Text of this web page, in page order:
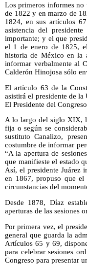
Los primeros informes
de 1822 y en marzo de
1824, en sus artículos
asistencia del
importante; y el que
el 1 de enero de 1825,
historia de México en la
informar verbalmente al
Calderón Hinojosa sólo
El artículo 63 de la
asistirá el presidente de
El Presidente del
A lo largo del siglo XIX,
fija o según se
sustituto Canalizo,
costumbre de informar
“A la apertura de
que manifieste el estado
Así, el presidente Juárez
en 1867, propuso que
circunstancias del
Desde 1878, Díaz
aperturas de las sesiones
Por primera vez, el
general que guarda la
Artículos 65 y 69,
para celebrar sesiones
Congreso para presentar